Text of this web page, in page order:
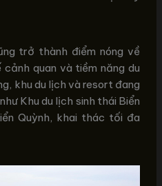
trở thành điểm nóng về
quan và tiềm năng du
khu du lịch và resort đang
Khu du lịch sinh thái Biển
Quỳnh, khai thác tối đa